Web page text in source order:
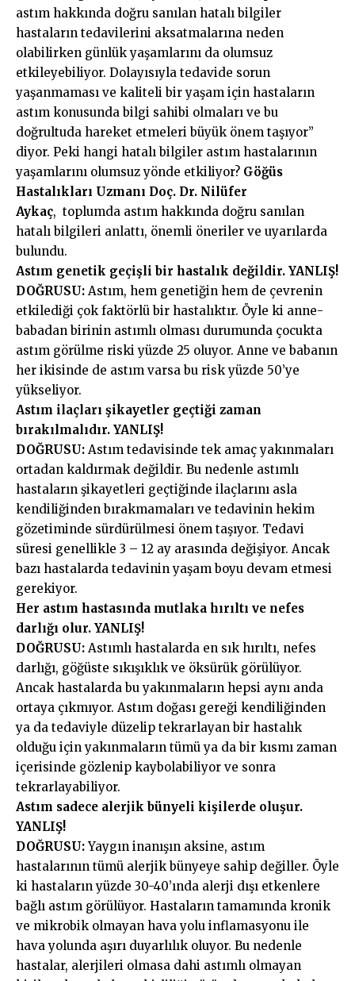
astım hakkında doğru sanılan hatalı bilgiler
hastaların tedavilerini aksatmalarına neden
olabilirken günlük yaşamlarını da olumsuz
etkileyebiliyor. Dolayısıyla tedavide sorun
yaşanmaması ve kaliteli bir yaşam için hastaların
astım konusunda bilgi sahibi olmaları ve bu
doğrultuda hareket etmeleri büyük önem taşıyor”
diyor. Peki hangi hatalı bilgiler astım hastalarının
yaşamlarını olumsuz yönde etkiliyor? Göğüs
Hastalıkları Uzmanı Doç. Dr. Nilüfer
Aykaç, toplumda astım hakkında doğru sanılan
hatalı bilgileri anlattı, önemli öneriler ve uyarılarda
bulundu.
Astım genetik geçişli bir hastalık değildir. YANLIŞ!
DOĞRUSU: Astım, hem genetiğin hem de çevrenin
etkilediği çok faktörlü bir hastalıktır. Öyle ki anne-
babadan birinin astımlı olması durumunda çocukta
astım görülme riski yüzde 25 oluyor. Anne ve babanın
her ikisinde de astım varsa bu risk yüzde 50’ye
yükseliyor.
Astım ilaçları şikayetler geçtiği zaman
bırakılmalıdır. YANLIŞ!
DOĞRUSU: Astım tedavisinde tek amaç yakınmaları
ortadan kaldırmak değildir. Bu nedenle astımlı
hastaların şikayetleri geçtiğinde ilaçlarını asla
kendiliğinden bırakmamaları ve tedavinin hekim
gözetiminde sürdürülmesi önem taşıyor. Tedavi
süresi genellikle 3 – 12 ay arasında değişiyor. Ancak
bazı hastalarda tedavinin yaşam boyu devam etmesi
gerekiyor.
Her astım hastasında mutlaka hırıltı ve nefes
darlığı olur. YANLIŞ!
DOĞRUSU: Astımlı hastalarda en sık hırıltı, nefes
darlığı, göğüste sıkışıklık ve öksürük görülüyor.
Ancak hastalarda bu yakınmaların hepsi aynı anda
ortaya çıkmıyor. Astım doğası gereği kendiliğinden
ya da tedaviyle düzelip tekrarlayan bir hastalık
olduğu için yakınmaların tümü ya da bir kısmı zaman
içerisinde gözlenip kaybolabiliyor ve sonra
tekrarlayabiliyor.
Astım sadece alerjik bünyeli kişilerde oluşur.
YANLIŞ!
DOĞRUSU:Yaygın inanışın aksine, astım
hastalarının tümü alerjik bünyeye sahip değiller. Öyle
ki hastaların yüzde 30-40’ında alerji dışı etkenlere
bağlı astım görülüyor. Hastaların tamamında kronik
ve mikrobik olmayan hava yolu inflamasyonu ile
hava yolunda aşırı duyarlılık oluyor. Bu nedenle
hastalar, alerjileri olmasa dahi astımlı olmayan